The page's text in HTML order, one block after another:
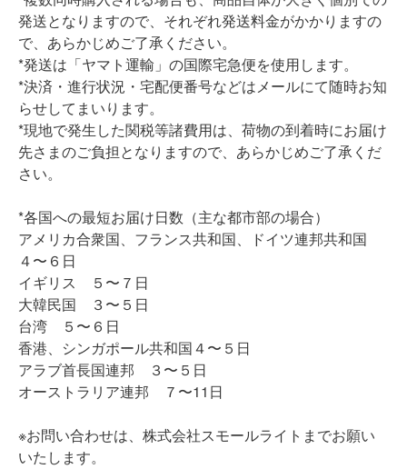
発送となりますので、それぞれ発送料金がかかりますの
で、あらかじめご了承ください。
*発送は「ヤマト運輸」の国際宅急便を使用します。
*決済・進行状況・宅配便番号などはメールにて随時お知
らせしてまいります。
*現地で発生した関税等諸費用は、荷物の到着時にお届け
先さまのご負担となりますので、あらかじめご了承くだ
さい。
*各国への最短お届け日数（主な都市部の場合）
アメリカ合衆国、フランス共和国、ドイツ連邦共和国
４〜６日
イギリス ５〜７日
大韓民国 ３〜５日
台湾 ５〜６日
香港、シンガポール共和国４〜５日
アラブ首長国連邦 ３〜５日
オーストラリア連邦 ７〜11日
※お問い合わせは、株式会社スモールライトまでお願い
いたします。